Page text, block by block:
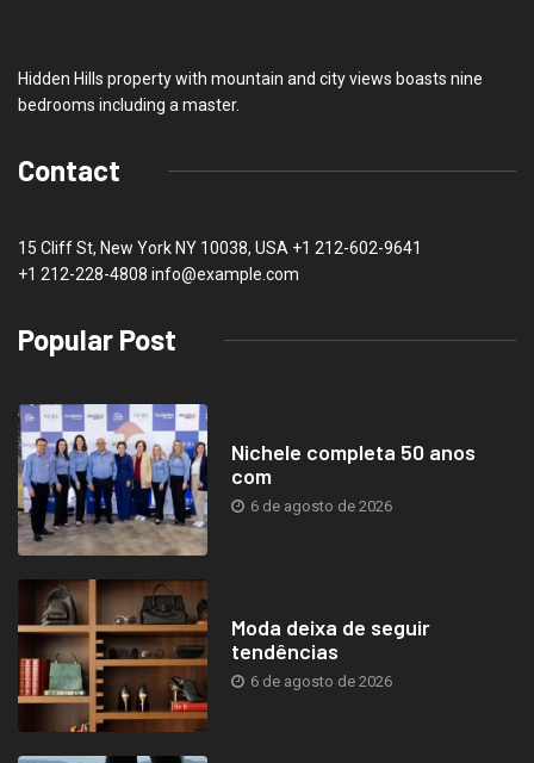
Hidden Hills property with mountain and city views boasts nine
bedrooms including a master.
Contact
15 Cliff St, New York NY 10038, USA +1 212-602-9641
+1 212-228-4808 info@example.com
Popular Post
Nichele completa 50 anos
com
6 de agosto de 2026
Moda deixa de seguir
tendências
6 de agosto de 2026